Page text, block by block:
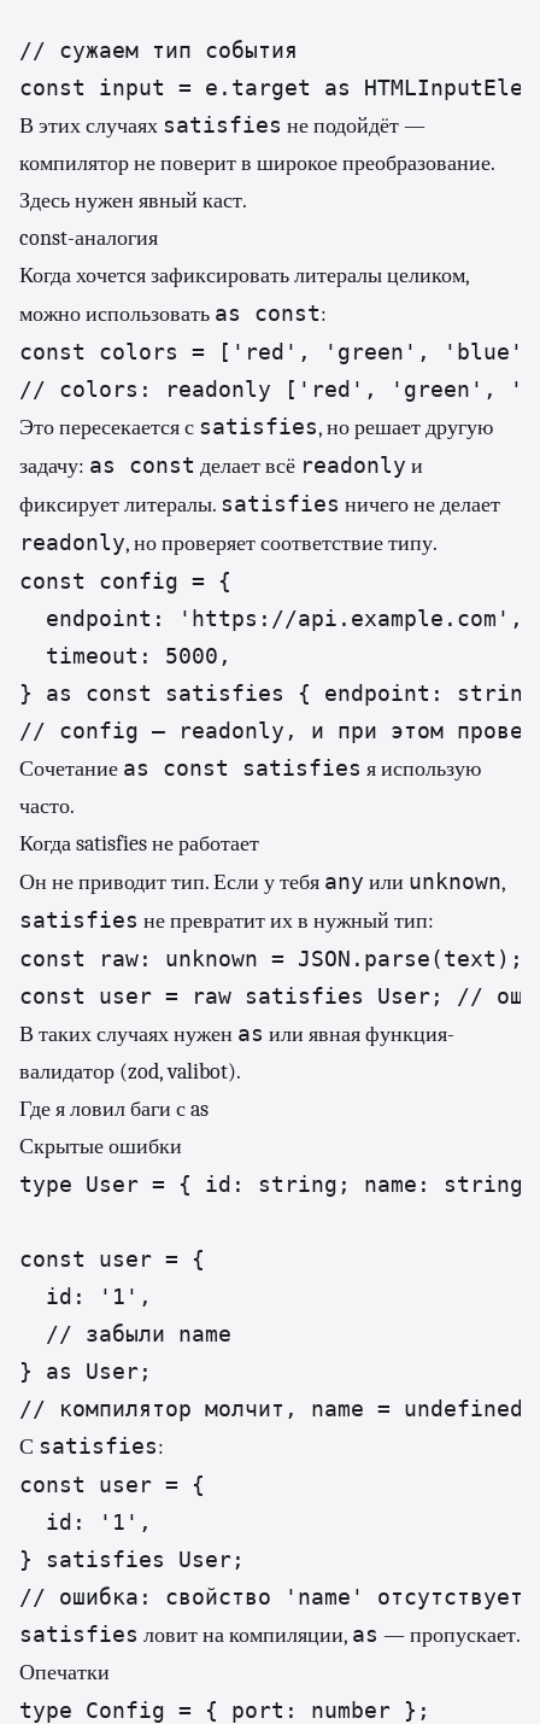
// сужаем тип события
const input = e.target as
В этих случаях satisfies не подойдёт —
компилятор не поверит в широкое преобразование.
Здесь нужен явный каст.
const-аналогия
Когда хочется зафиксировать литералы целиком,
можно использовать as const:
const colors = ['red', 'green', 'blue']
// colors: readonly ['red', 'green',
Это пересекается с satisfies, но решает другую
задачу: as const делает всё readonly и
фиксирует литералы. satisfies ничего не делает
readonly, но проверяет соответствие типу.
const config = {
  endpoint: 'https://api.example.com',
  timeout: 5000,
} as const satisfies { endpoint:
// config — readonly, и при этом
Сочетание as const satisfies я использую
часто.
Когда satisfies не работает
Он не приводит тип. Если у тебя any или unknown,
satisfies не превратит их в нужный тип:
const raw: unknown = JSON.parse(text);
const user = raw satisfies User; //
В таких случаях нужен as или явная функция-
валидатор (zod, valibot).
Где я ловил баги с as
Скрытые ошибки
type User = { id: string; name: string
const user = {
  id: '1',
  // забыли name
} as User;
// компилятор молчит, name = undefined
С satisfies:
const user = {
  id: '1',
} satisfies User;
// ошибка: свойство 'name' отсутствует
satisfies ловит на компиляции, as — пропускает.
Опечатки
type Config = { port: number };